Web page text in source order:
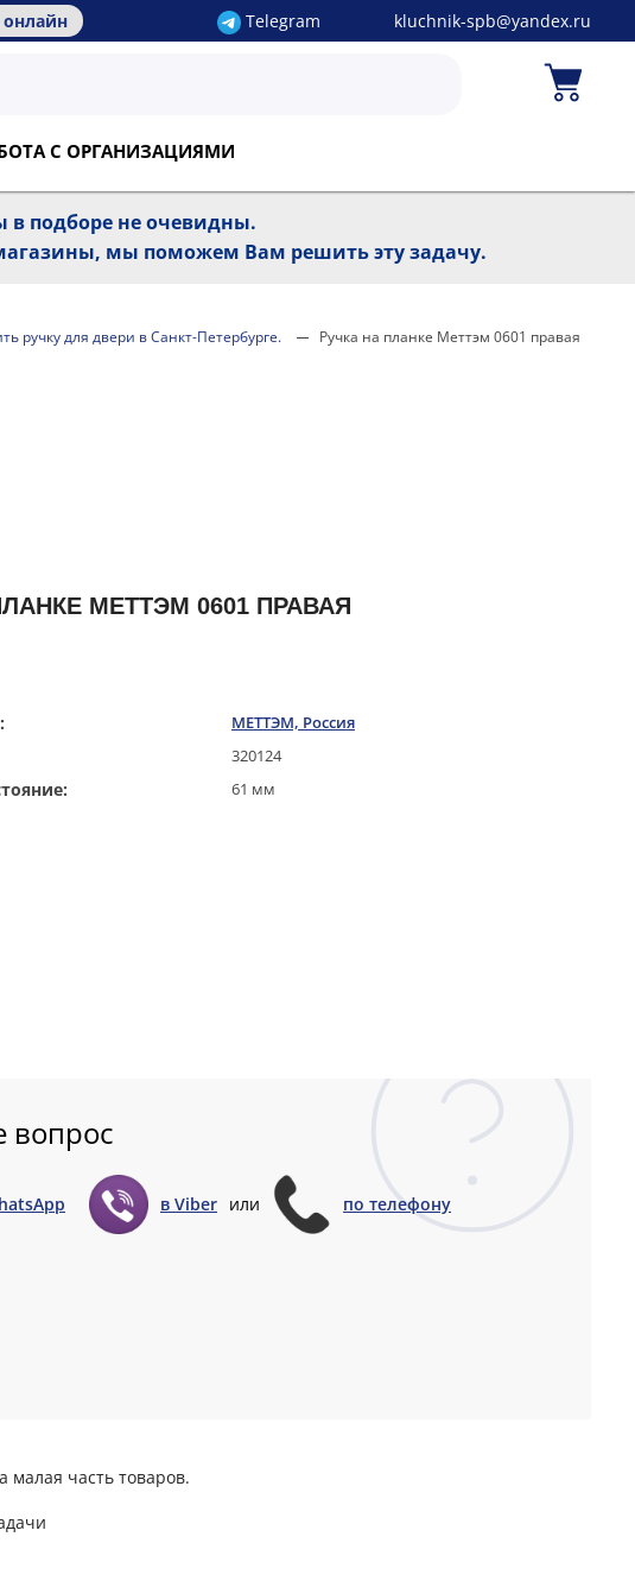
Telegram kluchnik-spb@yandex.ru
С ОРГАНИЗАЦИЯМИ
в подборе не очевидны.
мы поможем Вам решить эту задачу.
ручку для двери в Санкт-Петербурге. Ручка на планке Меттэм 0601 правая
МЕТТЭМ 0601 ПРАВАЯ
МЕТТЭМ, Россия
320124
61 мм
вопрос
в Viber или по телефону
часть товаров.